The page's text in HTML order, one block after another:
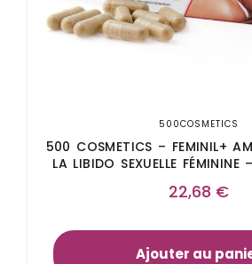
500COSMETICS
500 COSMETICS – FEMINIL+
LA LIBIDO SEXUELLE FÉMININE
22,68 €
Ajouter au